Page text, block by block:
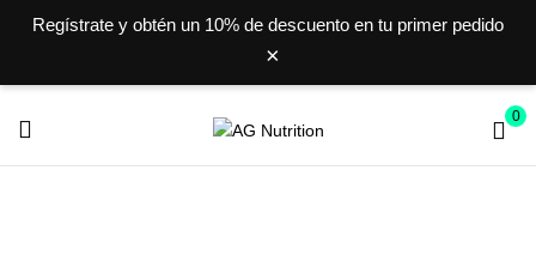
Regístrate y obtén un 10% de descuento en tu primer pedido
×
0